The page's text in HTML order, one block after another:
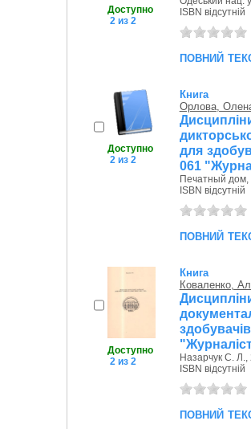
Доступно
2 из 2
ISBN відсутній
повний
Доступно
2 из 2
Книга
Орлова,
для
061
Печатный дом,
ISBN відсутній
повний
Доступно
2 из 2
Книга
Коваленко,
Назарчук С. Л.,
ISBN відсутній
повний